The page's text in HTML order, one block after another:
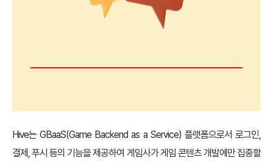
Hive는 GBaaS(Game Backend as a Service) 플랫폼으로서 로그인,
결제, 푸시 등의 기능을 제공하여 게임사가 게임 콘텐츠 개발에만 집중할